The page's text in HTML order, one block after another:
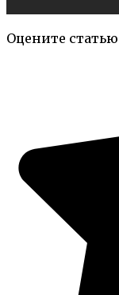
Оцените статью